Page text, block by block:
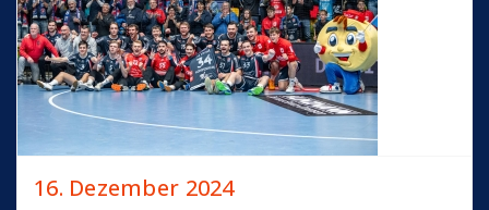
16. Dezember 2024